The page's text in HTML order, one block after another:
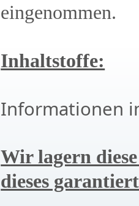
eingenommen.
Inhaltstoffe:
Informationen
Wir lagern
dieses